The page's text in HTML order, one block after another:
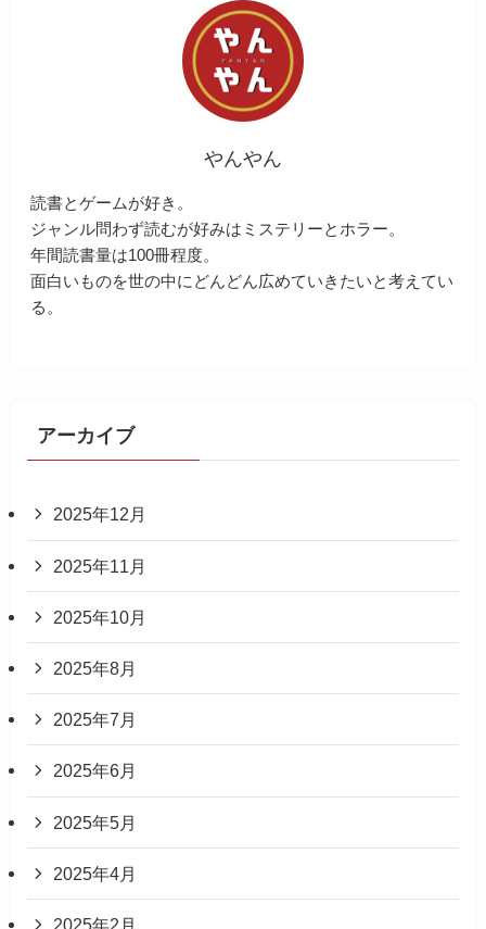
やんやん
読書とゲームが好き。
ジャンル問わず読むが好みはミステリーとホラー。
年間読書量は100冊程度。
面白いものを世の中にどんどん広めていきたいと考えてい
る。
アーカイブ
2025年12月
2025年11月
2025年10月
2025年8月
2025年7月
2025年6月
2025年5月
2025年4月
2025年2月